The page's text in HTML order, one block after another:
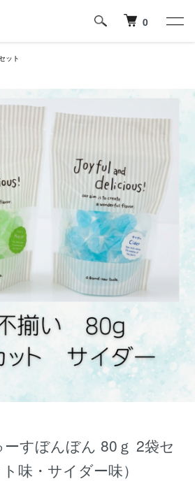
0
ット
すぼんぼん 80ｇ 2袋セ
味・サイダー味）